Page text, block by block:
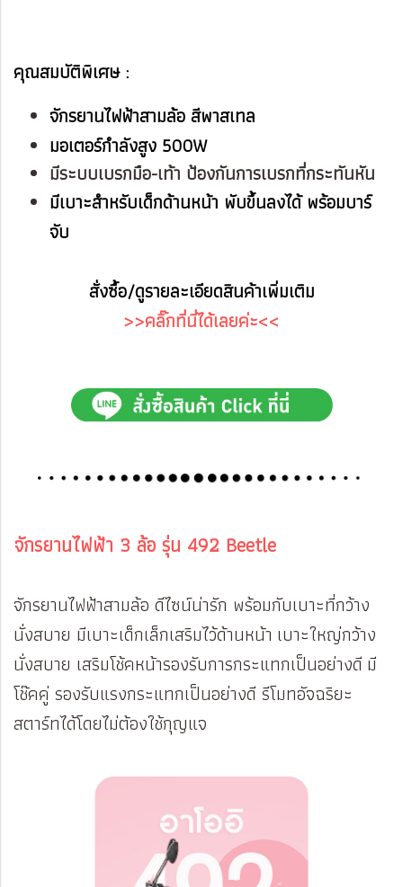
คุณสมบัติพิเศษ :
จักรยานไฟฟ้าสามล้อ สีพาสเทล
มอเตอร์กำลังสูง 500W
มีระบบเบรกมือ-เท้า ป้องกันการเบรกที่กระทันหัน
มีเบาะสำหรับเด็กด้านหน้า พับขึ้นลงได้ พร้อมบาร์
จับ
สั่งซื้อ/ดูรายละเอียดสินค้าเพิ่มเติม
>>คลิ๊กที่นี่ได้เลยค่ะ<<
จักรยานไฟฟ้า 3 ล้อ รุ่น 492 Beetle
จักรยานไฟฟ้าสามล้อ ดีไซน์น่ารัก พร้อมกับเบาะที่กว้าง
นั่งสบาย มีเบาะเด็กเล็กเสริมไว้ด้านหน้า เบาะใหญ่กว้าง
นั่งสบาย เสริมโช้คหน้ารองรับการกระแทกเป็นอย่างดี มี
โช๊คคู่ รองรับแรงกระแทกเป็นอย่างดี รีโมทอัจฉริยะ
สตาร์ทได้โดยไม่ต้องใช้กุญแจ